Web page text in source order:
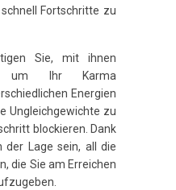
Fortschritte zu
Sie, mit ihnen
um Ihr Karma
Energien
Ungleichgewichte zu
blockieren. Dank
der Lage sein, all die
die Sie am Erreichen